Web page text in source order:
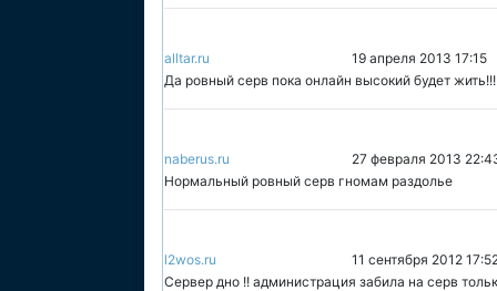
alltar.ru
19 апреля 2013 17:15
Да ровный серв пока онлайн высокий будет жить!!!
naberus.ru
27 февраля 2013
Нормальный ровный серв гномам раздолье
l2wos.ru
11 сентября 2012
Сервер дно !! администрация забила на серв